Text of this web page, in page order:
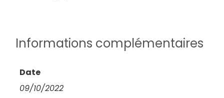
Informations complémentaires
Date
09/10/2022